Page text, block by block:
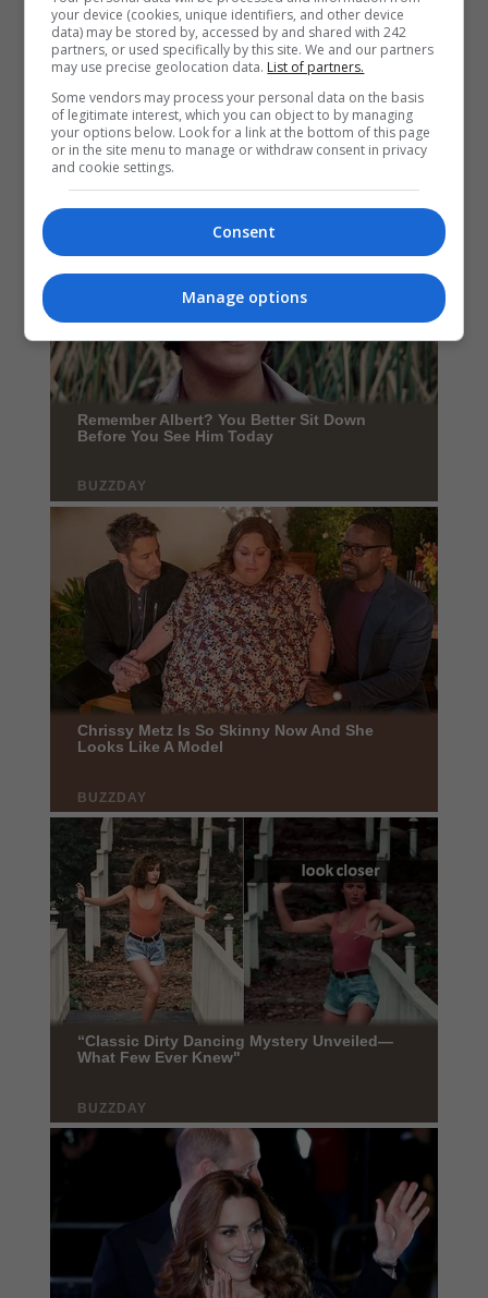
your device (cookies, unique identifiers, and other device
data) may be stored by, accessed by and shared with 242
partners, or used specifically by this site. We and our partners
may use precise geolocation data. List of partners.
Some vendors may process your personal data on the basis
of legitimate interest, which you can object to by managing
your options below. Look for a link at the bottom of this page
or in the site menu to manage or withdraw consent in privacy
and cookie settings.
Consent
Manage options